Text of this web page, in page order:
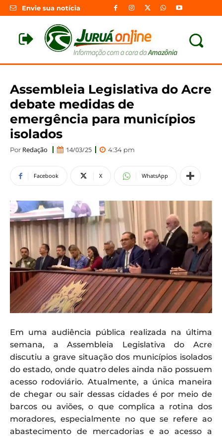
Envie sua notícia
Assembleia Legislativa do Acre
debate medidas de
emergência para municípios
isolados
Por Redação 14/03/25 4:34 pm
Facebook X WhatsApp
Em uma audiência pública realizada na última
semana, a Assembleia Legislativa do Acre
discutiu a grave situação dos municípios isolados
do estado, onde quatro deles ainda não possuem
acesso rodoviário. Atualmente, a única maneira
de chegar ou sair dessas cidades é por meio de
barcos ou aviões, o que complica a rotina dos
moradores, especialmente no que se refere ao
abastecimento de mercadorias e ao acesso a